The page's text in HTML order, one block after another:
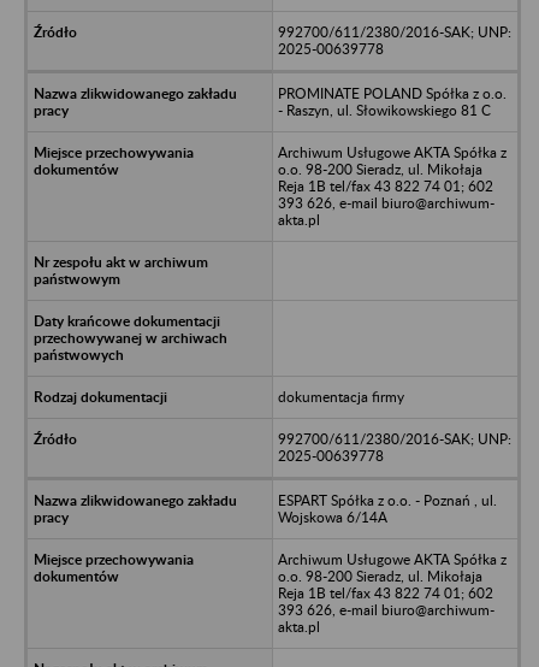
992700/611/2380/2016-SAK; UNP:
2025-00639778
PROMINATE POLAND Spółka z o.o.
- Raszyn, ul. Słowikowskiego 81 C
Archiwum Usługowe AKTA Spółka z
o.o. 98-200 Sieradz, ul. Mikołaja
Reja 1B tel/fax 43 822 74 01; 602
393 626, e-mail biuro@archiwum-
akta.pl
dokumentacja firmy
992700/611/2380/2016-SAK; UNP:
2025-00639778
ESPART Spółka z o.o. - Poznań , ul.
Wojskowa 6/14A
Archiwum Usługowe AKTA Spółka z
o.o. 98-200 Sieradz, ul. Mikołaja
Reja 1B tel/fax 43 822 74 01; 602
393 626, e-mail biuro@archiwum-
akta.pl